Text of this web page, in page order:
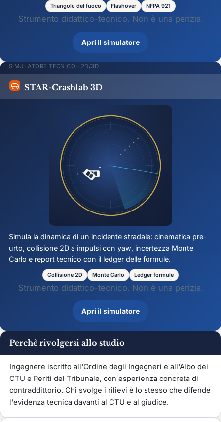
Triangolo del fuoco Flashover NFPA 921
Strumento didattico-tecnico. Non è una perizia.
Apri il simulatore
SIMULATORE TECNICO · 2D/3D
STAR-Crashlab 3D
Simula la dinamica di un incidente stradale: cinematica pre-
urto, collisione 2D a impulsi con yaw, incertezza Monte
Carlo e report tecnico con il ledger delle formule.
Collisione 2D Monte Carlo Ledger formule
Strumento didattico-tecnico. Non è una perizia.
Apri il simulatore
Perchè rivolgersi allo studio
Ingegnere iscritto all'Ordine degli Ingegneri e all'Albo dei
CTU e Periti del Tribunale, con esperienza concreta di
contraddittorio. Chi svolge i rilievi è lo stesso che difende
l'evidenza tecnica davanti al CTU e al giudice.